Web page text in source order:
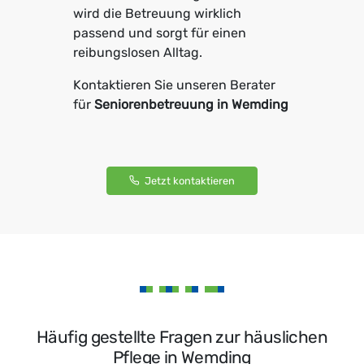
wird die Betreuung wirklich
passend und sorgt für einen
reibungslosen Alltag.
Kontaktieren Sie unseren Berater
für Seniorenbetreuung in Wemding
Jetzt kontaktieren
Häufig gestellte Fragen zur häuslichen
Pflege in Wemding